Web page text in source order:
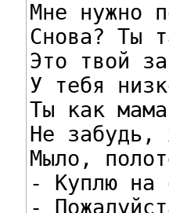
Мне нужно
Снова? Ты
Это твой
У тебя
Ты как
Не забудь,
Мыло,
- Куплю на
-